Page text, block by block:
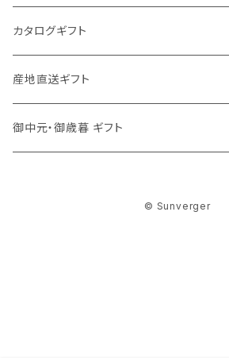
今治謹製〈極上タオル〉
洗剤
今治わたいろ〈西川今治タオル〉
ろくさん亭 道場六三郎 フリーズドライ ギフト
洗剤
カタログギフト
MY HEART
舞心
産地直送ギフト
御中元・御歳暮 ギフト
© Sunverger